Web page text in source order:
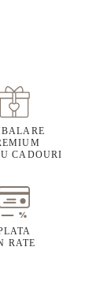
CADOURI
RATE